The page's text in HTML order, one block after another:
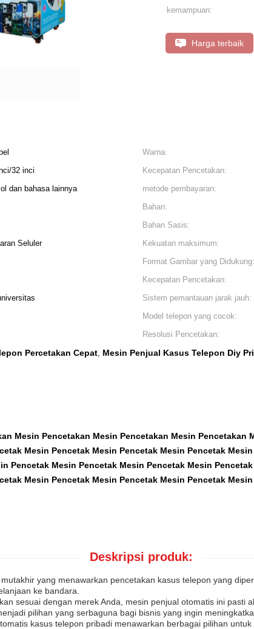
kemampuan:
Harga terbaik
Warna:
32 inci Kecepatan Pencetakan:
dan bahasa lainnya metode pembayaran:
Bahan:
Bahan Sasis:
Seluler Kekuatan maksimum:
Format Gambar yang Didukung:
Kecepatan Pencetakan:
Sistem pemantauan jarak jauh:
Model telepon yang cocok:
Resolusi Pencetakan:
Percetakan Cepat, Mesin Penjual Kasus Telepon Diy
Mesin Pencetakan Mesin Pencetakan Mesin
Mesin Pencetak Mesin Pencetak Mesin Pencetak
Pencetak Mesin Pencetak Mesin Pencetak Mesin
Mesin Pencetak Mesin Pencetak Mesin Pencetak
Deskripsi produk:
yang menawarkan pencetakan kasus telepon yang
ke bandara.
sesuai dengan merek Anda, mesin penjual otomatis ini pasti
pilihan yang serbaguna bagi bisnis yang ingin
kasus telepon pribadi menawarkan berbagai pilihan